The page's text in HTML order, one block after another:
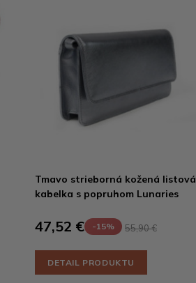
Tmavo strieborná kožená listová
kabelka s popruhom Lunaries
47,52 € -15% 55,90 €
DETAIL PRODUKTU